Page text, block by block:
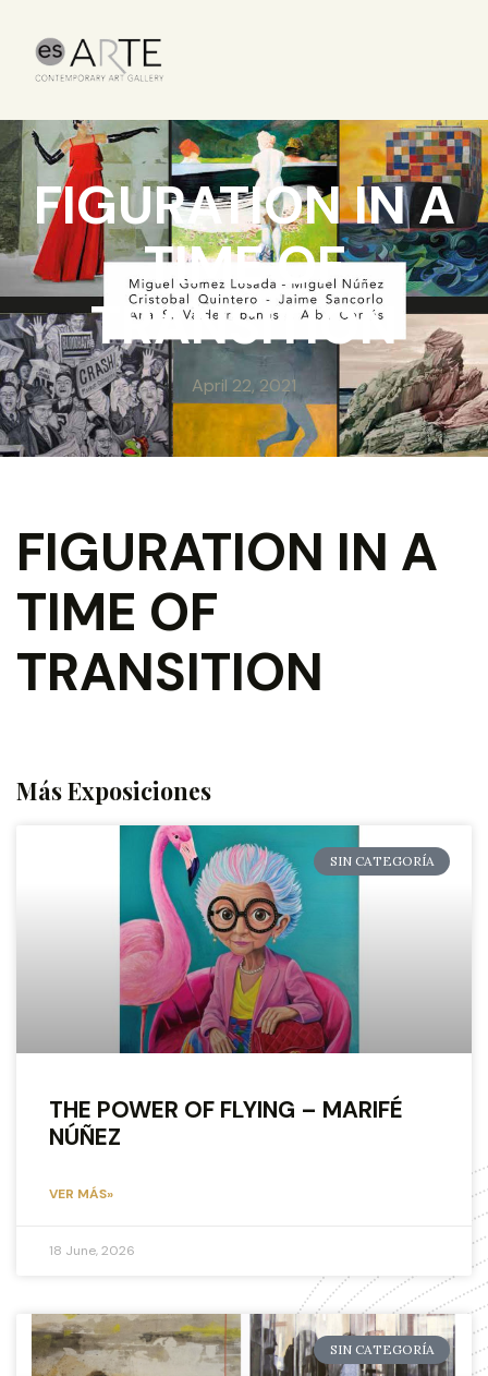
FIGURATION IN A
TIME OF
TRANSITION
April 22, 2021
Más Exposiciones
SIN CATEGORÍA
THE POWER OF FLYING – MARIFÉ
NÚÑEZ
VER MÁS»
18 June, 2026
SIN CATEGORÍA
FIGURATION IN A
TIME OF
TRANSITION